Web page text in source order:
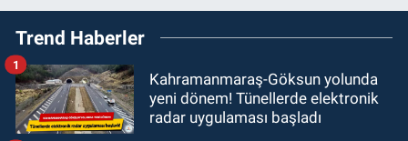
Trend Haberler
Kahramanmaraş-Göksun yolunda
yeni dönem! Tünellerde elektronik
radar uygulaması başladı
1